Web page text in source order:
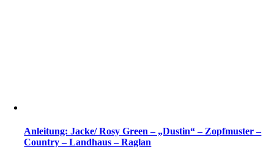
Anleitung: Jacke/ Rosy Green – „Dustin“ – Zopfmuster –
Country – Landhaus – Raglan